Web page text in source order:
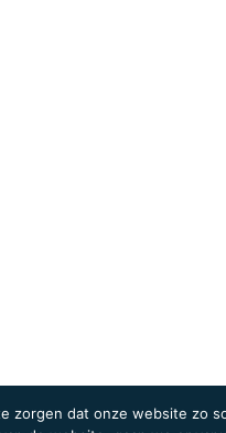
zorgen dat onze website zo